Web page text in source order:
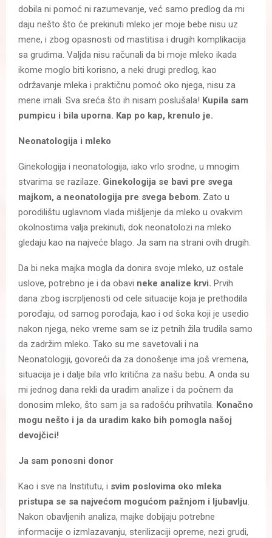
dobila ni pomoć ni razumevanje, već samo predlog da mi
daju nešto što će prekinuti mleko jer moje bebe nisu uz
mene, i zbog opasnosti od mastitisa i drugih komplikacija
sa grudima. Valjda nisu računali da bi moje mleko ikada
ikome moglo biti korisno, a neki drugi predlog, kao
održavanje mleka i praktičnu pomoć oko njega, nisu za
mene imali. Sva sreća što ih nisam poslušala! Kupila sam
pumpicu i bila uporna. Kap po kap, krenulo je.
Neonatologija i mleko
Ginekologija i neonatologija, iako vrlo srodne, u mnogim
stvarima se razilaze. Ginekologija se bavi pre svega
majkom, a neonatologija pre svega bebom. Zato u
porodilištu uglavnom vlada mišljenje da mleko u ovakvim
okolnostima valja prekinuti, dok neonatolozi na mleko
gledaju kao na najveće blago. Ja sam na strani ovih drugih.
Da bi neka majka mogla da donira svoje mleko, uz ostale
uslove, potrebno je i da obavi neke analize krvi. Prvih
dana zbog iscrpljenosti od cele situacije koja je prethodila
porođaju, od samog porođaja, kao i od šoka koji je usedio
nakon njega, neko vreme sam se iz petnih žila trudila samo
da zadržim mleko. Tako su me savetovali i na
Neonatologiji, govoreći da za donošenje ima još vremena,
situacija je i dalje bila vrlo kritična za našu bebu. A onda su
mi jednog dana rekli da uradim analize i da počnem da
donosim mleko, što sam ja sa radošću prihvatila. Konačno
mogu nešto i ja da uradim kako bih pomogla našoj
devojčici!
Ja sam ponosni donor
Kao i sve na Institutu, i svim poslovima oko mleka
pristupa se sa najvećom mogućom pažnjom i ljubavlju.
Nakon obavljenih analiza, majke dobijaju potrebne
informacije o izmlazavanju, sterilizaciji opreme, nezi grudi,